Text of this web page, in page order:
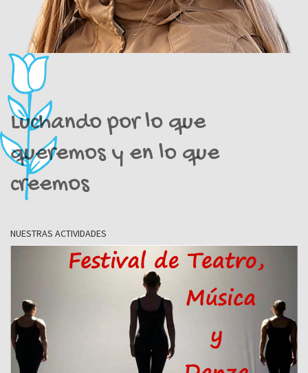
Luchando por lo que
queremos y en lo que
creemos
NUESTRAS ACTIVIDADES